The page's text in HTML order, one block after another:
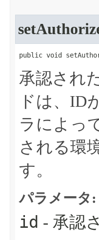
public void
承認され
ドは、ID
ラによっ
される環
す。
パラメータ:
id - 承認